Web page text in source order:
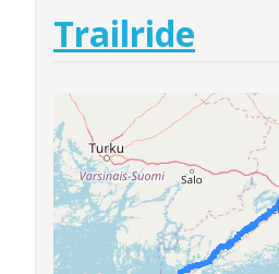
Trailride